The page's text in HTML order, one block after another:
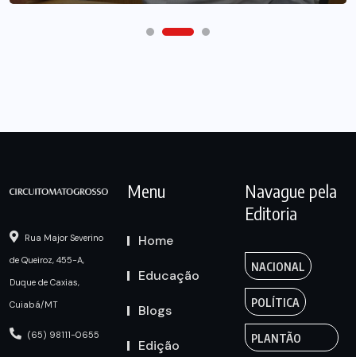
Rua Major Severino
de Queiroz, 455-A,
Duque de Caxias,
Cuiabá/MT
(65) 98111-0655
Menu
Home
Educação
Blogs
Edição
Navague pela
Editoria
NACIONAL
POLÍTICA
PLANTÃO